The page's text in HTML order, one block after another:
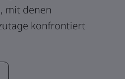
mit denen
konfrontiert